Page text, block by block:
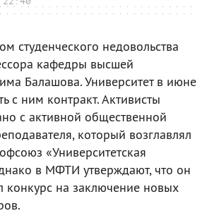
студенческого недовольства
кафедры высшей
Балашова. Университет в июне
с ним контракт. Активисты
с активной общественной
который возглавлял
«Университетская
в МФТИ утверждают, что он
конкурс на заключение новых